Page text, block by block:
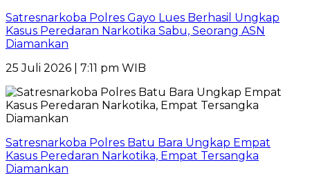
Satresnarkoba Polres Gayo Lues Berhasil Ungkap
Kasus Peredaran Narkotika Sabu, Seorang ASN
Diamankan
25 Juli 2026 | 7:11 pm WIB
Satresnarkoba Polres Batu Bara Ungkap Empat
Kasus Peredaran Narkotika, Empat Tersangka
Diamankan